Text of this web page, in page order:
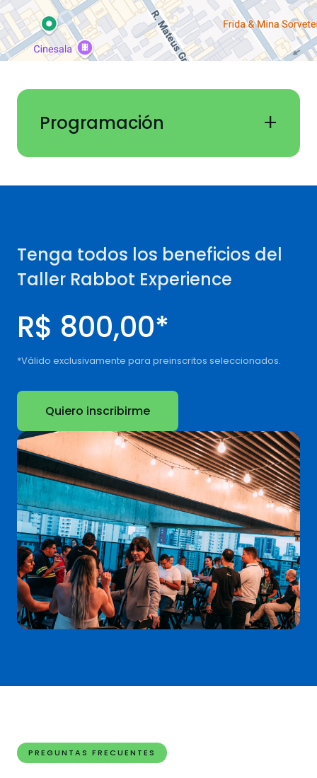
Programación +
Tenga todos los beneficios del
Taller Rabbot Experience
R$ 800,00*
*Válido exclusivamente para preinscritos seleccionados.
Quiero inscribirme
PREGUNTAS FRECUENTES